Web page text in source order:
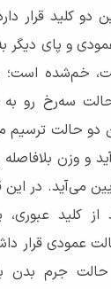
دو کلید قرار
و پای دیگر
خم‌شده
سه‌رخ رو به
دو حالت ترسیم
و وزن بلافاصله
می‌آید. در
کلید
عمودی قرار
جرم بدن